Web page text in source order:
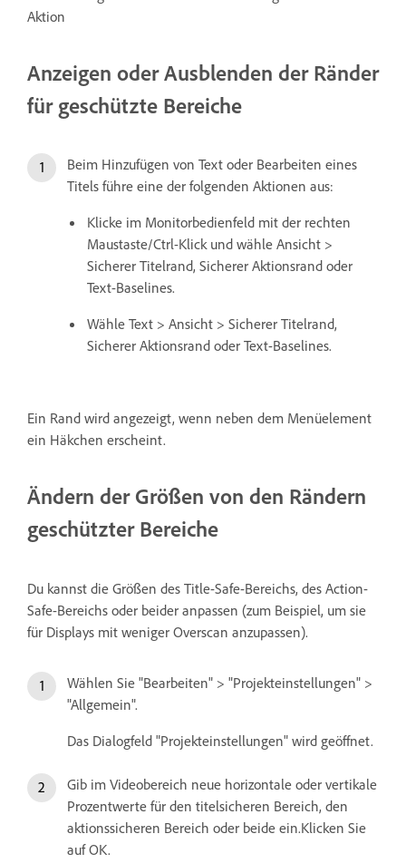
Aktion
Anzeigen oder Ausblenden der Ränder
für geschützte Bereiche
Beim Hinzufügen von Text oder Bearbeiten eines
Titels führe eine der folgenden Aktionen aus:
Klicke im Monitorbedienfeld mit der rechten
Maustaste/Ctrl-Klick und wähle Ansicht >
Sicherer Titelrand, Sicherer Aktionsrand oder
Text-Baselines.
Wähle Text > Ansicht > Sicherer Titelrand,
Sicherer Aktionsrand oder Text-Baselines.
Ein Rand wird angezeigt, wenn neben dem Menüelement
ein Häkchen erscheint.
Ändern der Größen von den Rändern
geschützter Bereiche
Du kannst die Größen des Title-Safe-Bereichs, des Action-
Safe-Bereichs oder beider anpassen (zum Beispiel, um sie
für Displays mit weniger Overscan anzupassen).
Wählen Sie "Bearbeiten" > "Projekteinstellungen" >
"Allgemein".
Das Dialogfeld "Projekteinstellungen" wird geöffnet.
Gib im Videobereich neue horizontale oder vertikale
Prozentwerte für den titelsicheren Bereich, den
aktionssicheren Bereich oder beide ein.Klicken Sie
auf OK.